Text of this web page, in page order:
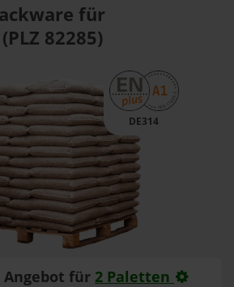
für
82285)
DE314
Angebot für 2 Paletten